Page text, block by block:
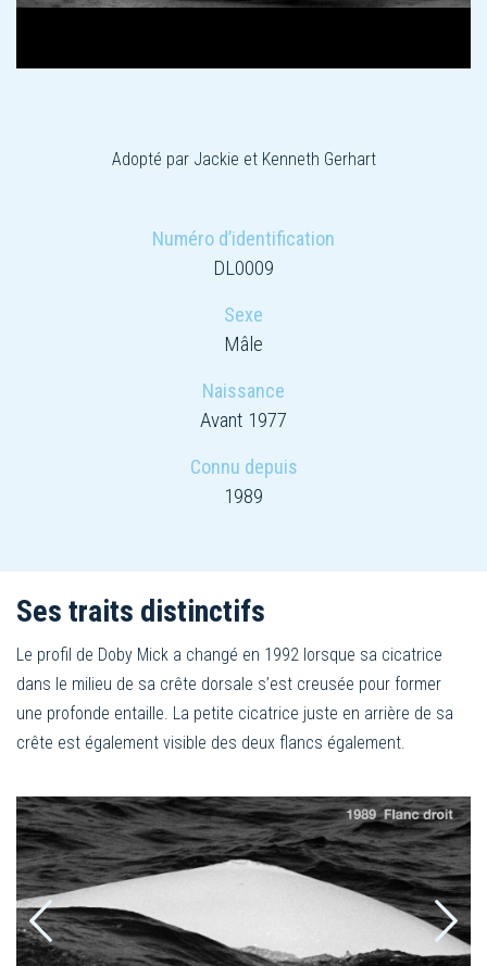
Adopté par Jackie et Kenneth Gerhart
Numéro d’identification
DL0009
Sexe
Mâle
Naissance
Avant 1977
Connu depuis
1989
Ses traits distinctifs
Le profil de Doby Mick a changé en 1992 lorsque sa cicatrice
dans le milieu de sa crête dorsale s’est creusée pour former
une profonde entaille. La petite cicatrice juste en arrière de sa
crête est également visible des deux flancs également.